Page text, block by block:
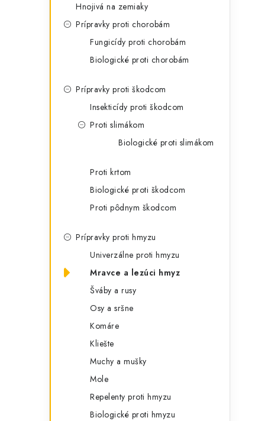
Hnojivá na zemiaky
Prípravky proti chorobám
Fungicídy proti chorobám
Biologické proti chorobám
Prípravky proti škodcom
Insekticídy proti škodcom
Proti slimákom
Biologické proti slimákom
Proti krtom
Biologické proti škodcom
Proti pôdnym škodcom
Prípravky proti hmyzu
Univerzálne proti hmyzu
Mravce a lezúci hmyz
Šváby a rusy
Osy a sršne
Komáre
Kliešte
Muchy a mušky
Mole
Repelenty proti hmyzu
Biologické proti hmyzu